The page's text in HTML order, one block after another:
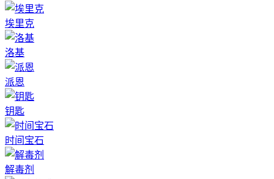
埃里克
洛基
派恩
钥匙
时间宝石
解毒剂